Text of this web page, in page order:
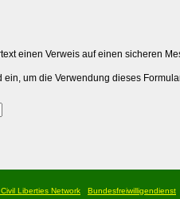
einen Verweis auf einen sicheren
um die Verwendung dieses
Liberties Network Bundesfreiwilligendienst